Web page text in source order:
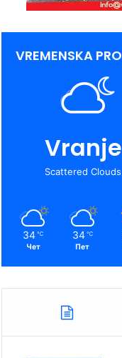
VREMENSKA
Vranje
Scattered Clouds
34 ℃
Чет
34 ℃
Пет